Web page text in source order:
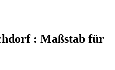
: Maßstab für